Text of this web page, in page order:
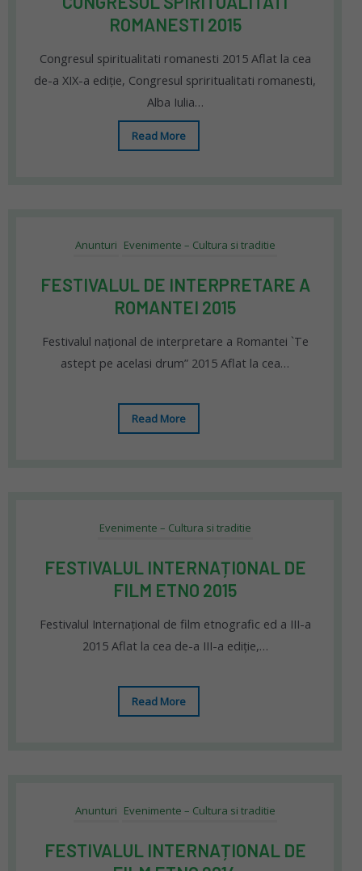
ROMANESTI 2015
Congresul spiritualitati romanesti 2015 Aflat la cea
de-a XIX-a ediție, Congresul spriritualitati romanesti,
Alba Iulia…
Read More
Anunturi Evenimente – Cultura si traditie
FESTIVALUL DE INTERPRETARE A
ROMANTEI 2015
Festivalul național de interpretare a Romantei `Te
astept pe acelasi drum” 2015 Aflat la cea…
Read More
Evenimente – Cultura si traditie
FESTIVALUL INTERNAȚIONAL DE
FILM ETNO 2015
Festivalul Internațional de film etnografic ed a III-a
2015 Aflat la cea de-a III-a ediție,…
Read More
Anunturi Evenimente – Cultura si traditie
FESTIVALUL INTERNAȚIONAL DE